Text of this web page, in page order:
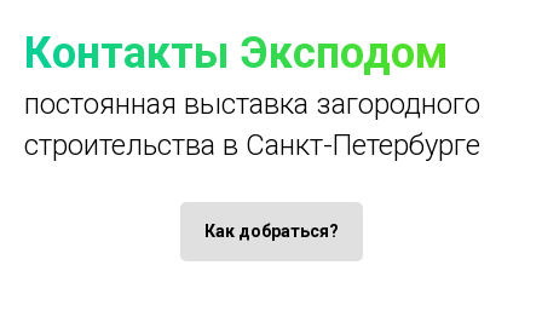
Контакты Эксподом
постоянная выставка загородного
строительства в Санкт-Петербурге
Как добраться?